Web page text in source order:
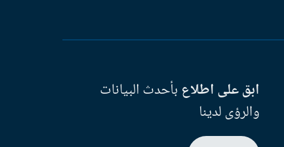
ابق على اطلاعبأحدث البيانات
والرؤى لدينا